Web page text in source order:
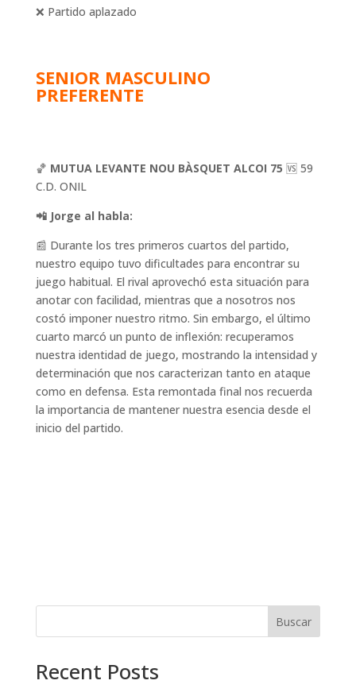
❌ Partido aplazado
SENIOR MASCULINO
PREFERENTE
🏀 MUTUA LEVANTE NOU BÀSQUET ALCOI 75 🆚 59
C.D. ONIL
📲Jorge al habla:
📰 Durante los tres primeros cuartos del partido,
nuestro equipo tuvo dificultades para encontrar su
juego habitual. El rival aprovechó esta situación para
anotar con facilidad, mientras que a nosotros nos
costó imponer nuestro ritmo. Sin embargo, el último
cuarto marcó un punto de inflexión: recuperamos
nuestra identidad de juego, mostrando la intensidad y
determinación que nos caracterizan tanto en ataque
como en defensa. Esta remontada final nos recuerda
la importancia de mantener nuestra esencia desde el
inicio del partido.
Buscar
Recent Posts